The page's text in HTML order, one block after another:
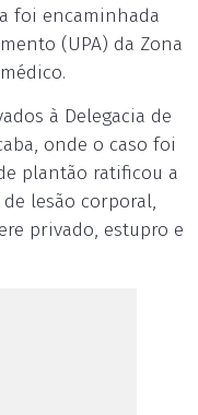
foi encaminhada
(UPA) da Zona
à Delegacia de
onde o caso foi
plantão ratificou a
lesão corporal,
privado, estupro e